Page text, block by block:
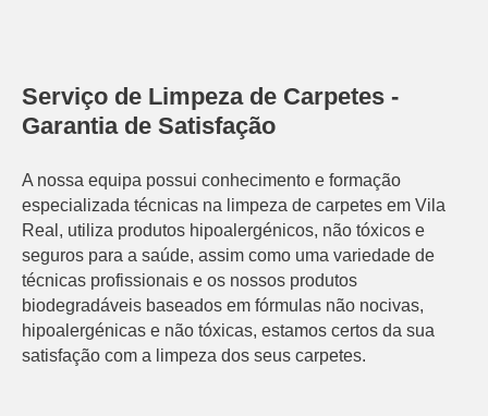
Serviço de Limpeza de Carpetes -
Garantia de Satisfação
A nossa equipa possui conhecimento e formação
especializada técnicas na limpeza de carpetes em Vila
Real, utiliza produtos hipoalergénicos, não tóxicos e
seguros para a saúde, assim como uma variedade de
técnicas profissionais e os nossos produtos
biodegradáveis baseados em fórmulas não nocivas,
hipoalergénicas e não tóxicas, estamos certos da sua
satisfação com a limpeza dos seus carpetes.